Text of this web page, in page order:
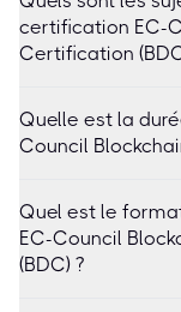
certification EC-
Certification
Quelle est la
Council
Quel est le
EC-Council
(BDC) ?